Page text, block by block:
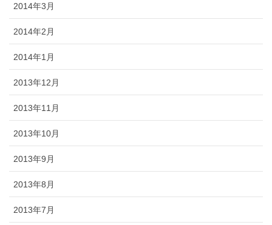
2014年3月
2014年2月
2014年1月
2013年12月
2013年11月
2013年10月
2013年9月
2013年8月
2013年7月